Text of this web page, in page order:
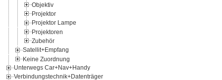
Objektiv
Projektor
Projektor Lampe
Projektoren
Zubehör
Satellit+Empfang
Keine Zuordnung
Unterwegs Car+Nav+Handy
Verbindungstechnik+Datenträger